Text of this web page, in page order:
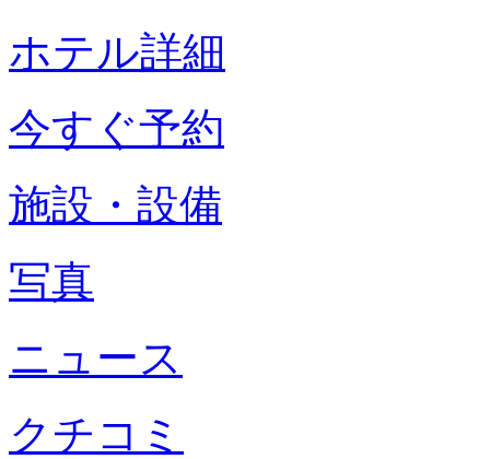
ホテル詳細
今すぐ予約
施設・設備
写真
ニュース
クチコミ